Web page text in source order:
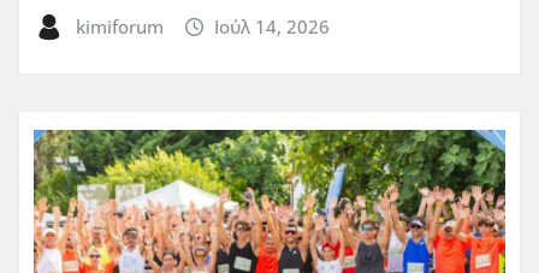
kimiforum Ιούλ 14, 2026